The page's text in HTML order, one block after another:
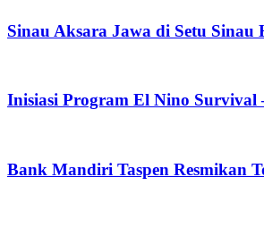
Sinau Aksara Jawa di Setu
Inisiasi Program El Nino
Bank Mandiri Taspen Resmikan